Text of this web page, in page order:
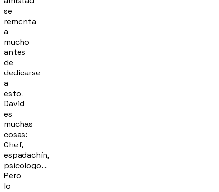
se
remonta
a
mucho
antes
de
dedicarse
a
esto.
David
es
muchas
cosas:
Chef,
espadachín,
psicólogo...
Pero
lo